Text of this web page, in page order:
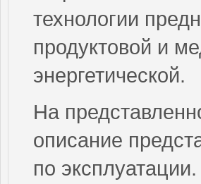
технологии
продуктовой и
энергетической.
На
описание
по